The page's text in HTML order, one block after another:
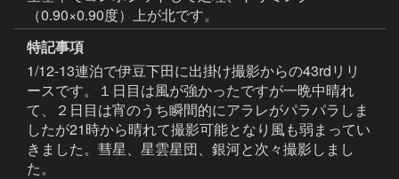
（0.90×0.90度）上が北です。
特記事項
1/12-13連泊で伊豆下田に出掛け撮影からの43rdリリ
ースです。１日目は風が強かったですが一晩中晴れ
て、２日目は宵のうち瞬間的にアラレがパラパラしま
したが21時から晴れて撮影可能となり風も弱まってい
きました。彗星、星雲星団、銀河と次々撮影しまし
た。